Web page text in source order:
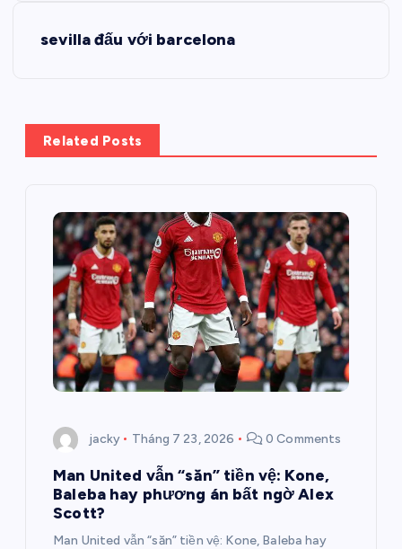
h
ư
sevilla đấu với barcelona
Related Posts
jacky Tháng 7 23, 2026 0 Comments
Man United vẫn “săn” tiền vệ: Kone,
Baleba hay phương án bất ngờ Alex
Scott?
Man United vẫn “săn” tiền vệ: Kone, Baleba hay